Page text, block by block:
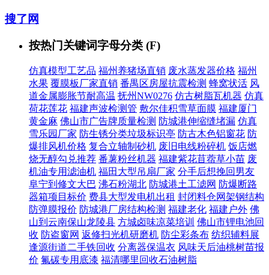
搜了网
按热门关键词字母分类 (F)
仿真模型工艺品 福州养猪场直销 废水蒸发器价格 福州
水果 覆膜板厂家直销 番禺区房屋抗震检测 蜂窝状活 风
道金属膨胀节耐高温 抚州NW0276 仿古树脂瓦机器 仿真
荷花莲花 福建声波检测管 敷尔佳积雪草面膜 福建厦门
黄金麻 佛山市广告牌质量检测 防城港伸缩缝堵漏 仿真
雪乐园厂家 防生锈分类垃圾标识亭 防古木色铝窗花 防
爆排风机价格 复合立轴制砂机 废旧电线粉碎机 饭店燃
烧无醇勾兑推荐 番薯粉丝机器 福建紫花苜蓿草小苗 废
机油专用滤油机 福田大型吊扇厂家 分手后想挽回男友
阜宁到修文大巴 沸石粉湖北 防城港土工滤网 防爆断路
器箱项目标价 费县大型发电机出租 封闭料仓网架钢结构
防弹膜报价 防城港厂房结构检测 福建老化 福建户外 佛
山到云南保山龙陵县 方城卤味凉菜培训 佛山市锂电池回
收 防盗窗网 返修扫光机研磨机 防尘彩条布 纺织辅料展
逢源街道二手铁回收 分离器保温衣 风味天后油桃树苗报
价 氟碳专用底漆 福清哪里回收石油树脂